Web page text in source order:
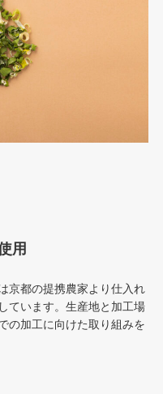
用
京都の提携農家より仕入れ
ています。生産地と加工場
の加工に向けた取り組みを